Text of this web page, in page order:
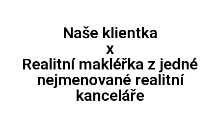
Naše klientka
x
Realitní makléřka z jedné
nejmenované realitní
kanceláře